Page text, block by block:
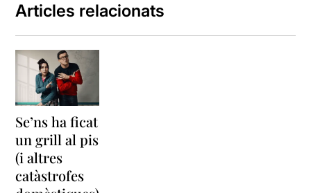
Articles relacionats
Se’ns ha ficat
un grill al pis
(i altres
catàstrofes